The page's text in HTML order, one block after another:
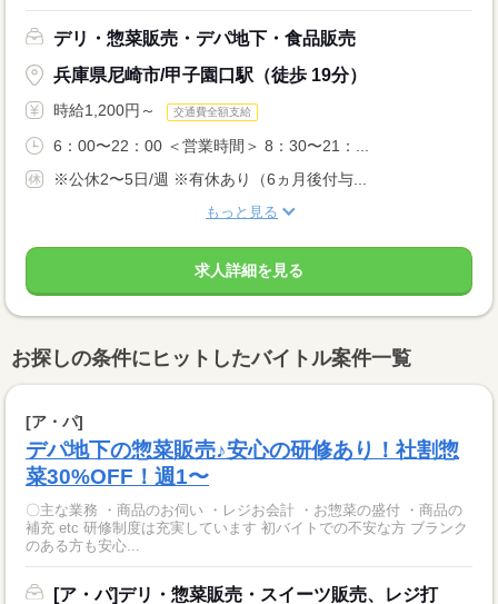
デリ・惣菜販売・デパ地下・食品販売
兵庫県尼崎市/甲子園口駅（徒歩 19分）
時給1,200円～ 交通費全額支給
6：00〜22：00 ＜営業時間＞ 8：30〜21：...
※公休2〜5日/週 ※有休あり（6ヵ月後付与...
もっと見る
求人詳細を見る
お探しの条件にヒットしたバイトル案件一覧
[ア・パ]
デパ地下の惣菜販売♪安心の研修あり！社割惣
菜30%OFF！週1〜
〇主な業務 ・商品のお伺い ・レジお会計 ・お惣菜の盛付 ・商品の
補充 etc 研修制度は充実しています 初バイトでの不安な方 ブランク
のある方も安心...
[ア・パ]デリ・惣菜販売・スイーツ販売、レジ打